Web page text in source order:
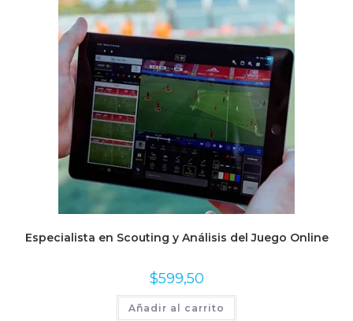
Especialista en Scouting y Análisis del Juego Online
$599,50
Añadir al carrito